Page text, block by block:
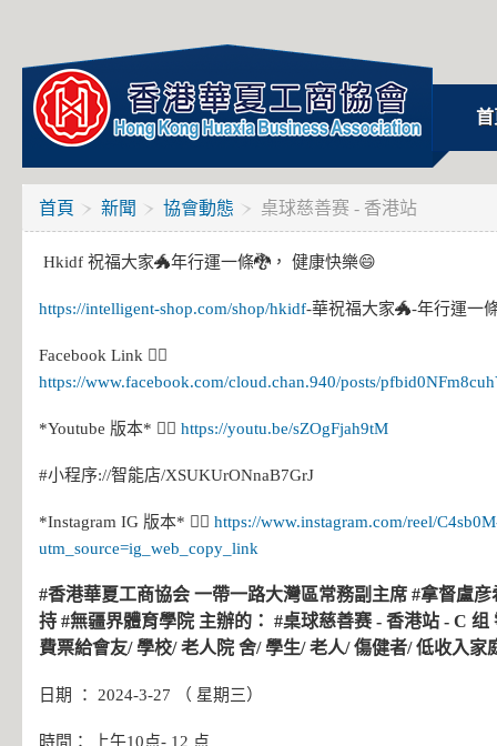
首
首頁 新聞 協會動態 桌球慈善赛 - 香港站
Hkidf 祝福大家🐲年行運一條🐉， 健康快樂😄
https://intelligent-shop.com/shop/hkidf-華祝福大家🐲-年行運一
Facebook Link 👉🏻
https://www.facebook.com/cloud.chan.940/posts/
*Youtube 版本* 👉🏻 https://youtu.be/sZOgFjah9tM
#小程序://智能店/XSUKUrONnaB7GrJ
*Instagram IG 版本* 👉🏻 https://www.instagram.com/reel/
utm_source=ig_web_copy_link
#香港華夏工商協会 一帶一路大灣區常務副主席 #拿督盧
持 #無疆界體育學院 主辦的： #桌球慈善赛 - 香港站 - C 组
費票給會友/ 學校/ 老人院 舍/ 學生/ 老人/ 傷健者/ 低收入家
日期 ： 2024-3-27 （ 星期三）
時間： 上午10点- 12 点